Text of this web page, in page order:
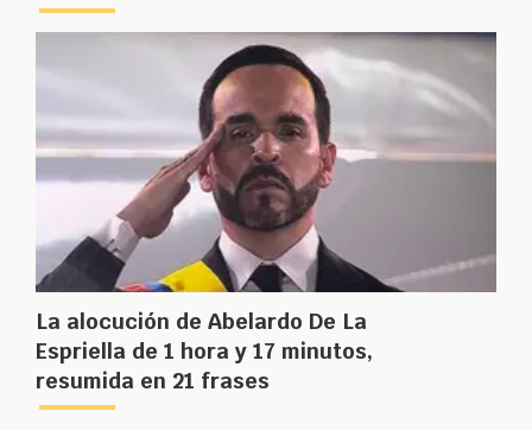
La alocución de Abelardo De La
Espriella de 1 hora y 17 minutos,
resumida en 21 frases